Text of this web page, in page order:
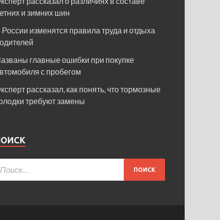
и зимних шин
России изменятся правила труда и отдыха
главные ошибки при покупке
с пробегом
рассказал, как понять, что тормозные
требуют замены